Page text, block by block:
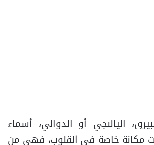
اليالنجي أو الدوالي، أسماء
مكانة خاصة في القلوب، فهي من